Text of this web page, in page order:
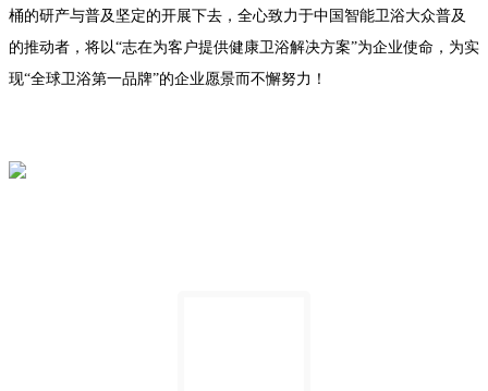
桶的研产与普及坚定的开展下去，全心致力于中国智能卫浴大众普及
的推动者，将以“志在为客户提供健康卫浴解决方案”为企业使命，为实
现“全球卫浴第一品牌”的企业愿景而不懈努力！